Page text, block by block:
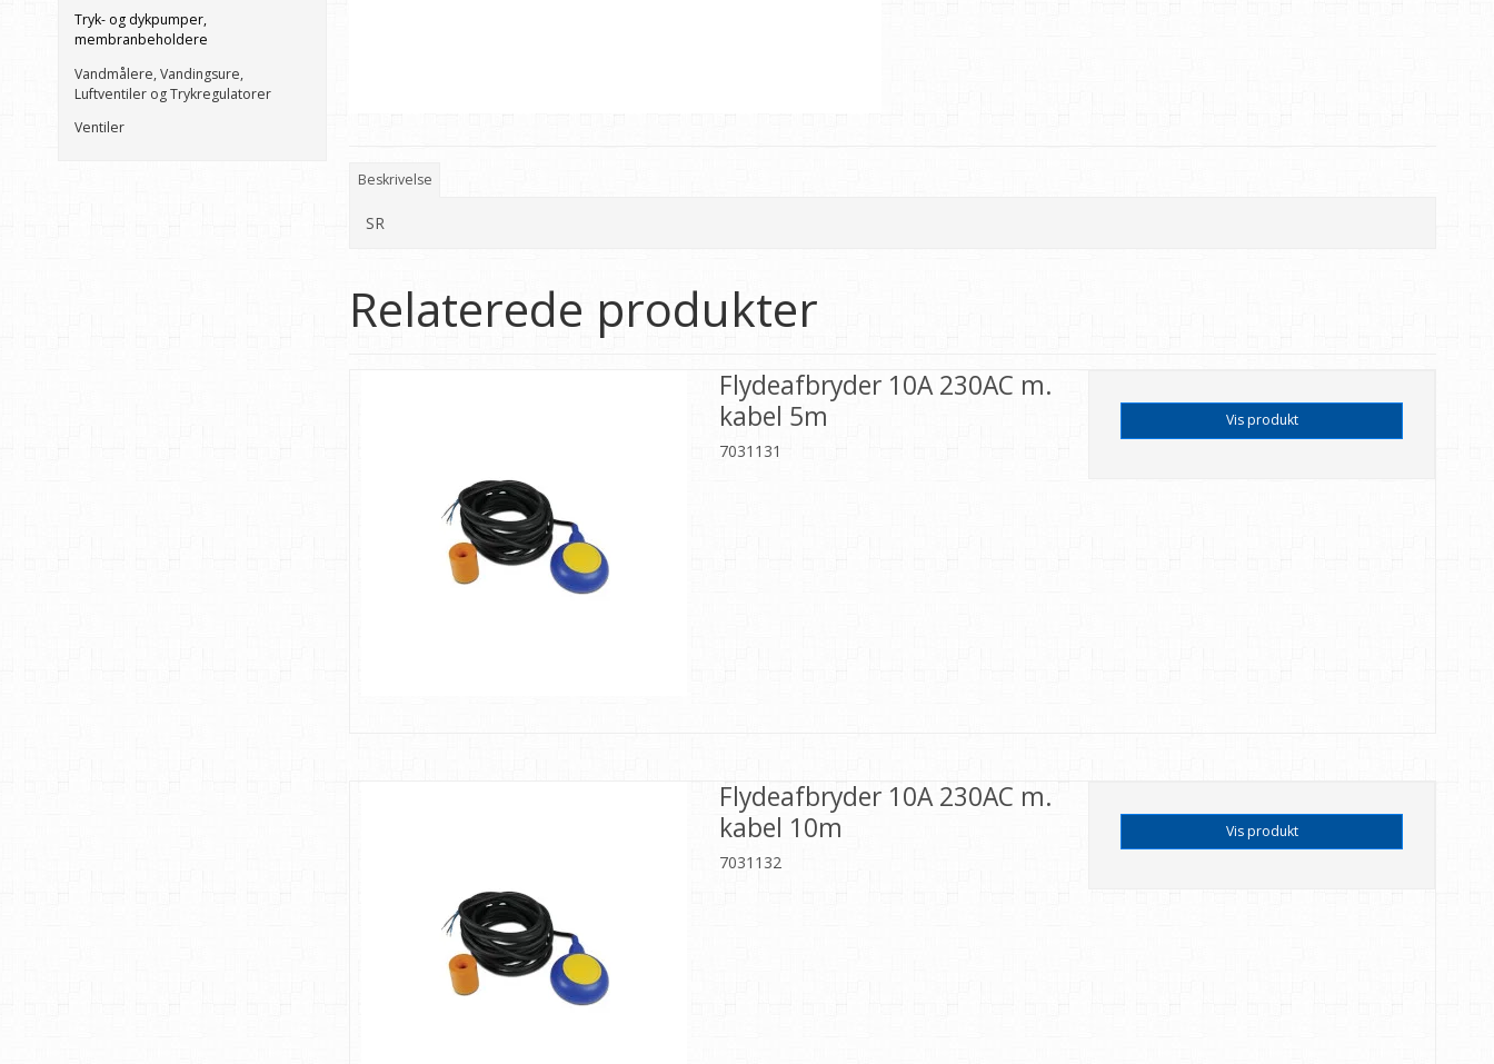
Tryk- og dykpumper,
membranbeholdere
Vandmålere, Vandingsure,
Luftventiler og Trykregulatorer
Ventiler
Beskrivelse
SR
Relaterede produkter
Flydeafbryder 10A 230AC m.
kabel 5m
7031131
Vis produkt
Flydeafbryder 10A 230AC m.
kabel 10m
7031132
Vis produkt